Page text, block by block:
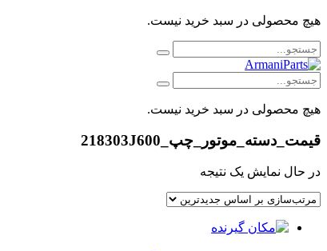
هیچ محصولی در سبد خرید نیست.
هیچ محصولی در سبد خرید نیست.
قیمت_دسته_موتور_چپ_218303J600
در حال نمایش یک نتیجه